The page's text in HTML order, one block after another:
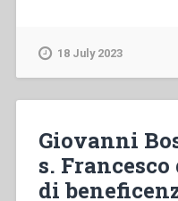
18 July 2023
Giovanni
s.
di